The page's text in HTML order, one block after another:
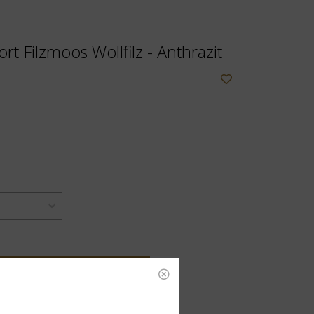
Filzmoos Wollfilz - Anthrazit